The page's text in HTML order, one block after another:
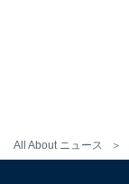
All About ニュース